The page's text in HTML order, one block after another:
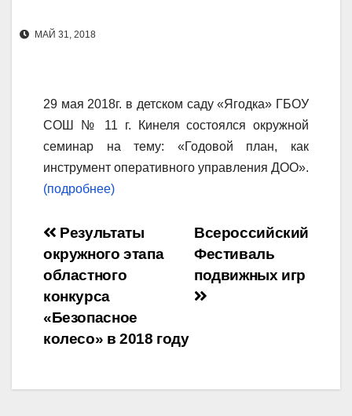
МАЙ 31, 2018
29 мая 2018г. в детском саду «Ягодка» ГБОУ
СОШ № 11 г. Кинеля состоялся окружной
семинар на тему: «Годовой план, как
инструмент оперативного управления ДОО».
(подробнее)
Навигация
по
записям
Всероссийский
Фестиваль
подвижных игр
Результаты
окружного этапа
областного
конкурса
«Безопасное
колесо» в 2018 году